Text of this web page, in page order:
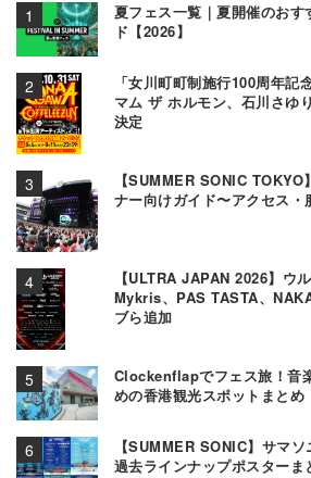
夏フェス一覧｜夏開催のおす
ド【2026】
「女川町町制施行100周年記
マム ザ ホルモン、石川さゆ
決定
【SUMMER SONIC
ナー向けガイド〜アクセス・
【ULTRA JAPAN 2026】ウ
Mykris、PAS TASTA、
ブら追加
Clockenflapでフェス旅！音
めの香港観光スポットまとめ
【SUMMER SONIC】サマ
過去ラインナップポスターま